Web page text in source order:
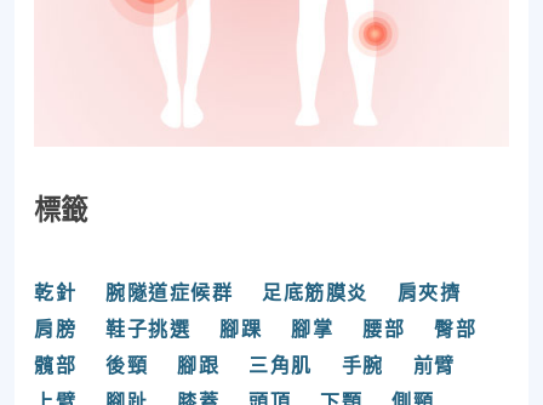
標籤
乾針 腕隧道症候群 足底筋膜炎
肩夾擠
肩膀
鞋子挑選 腳踝 腳掌 腰部
臀部
髖部
後頸 腳跟 三角肌 手腕
前臂